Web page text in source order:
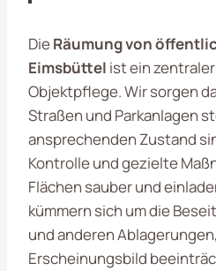
DieRäumung von
Eimsbüttel ist ein
Objektpflege. Wir sorgen
Straßen und Parkanlagen
ansprechenden Zustand
Kontrolle und gezielte
Flächen sauber und
kümmern sich um die
und anderen
Erscheinungsbild